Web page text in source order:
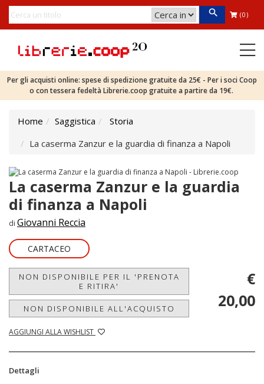
(0)
Per gli acquisti online: spese di spedizione gratuite da 25€ - Per i soci Coop
o con tessera fedeltà Librerie.coop gratuite a partire da 19€.
Home Saggistica
Storia
La caserma Zanzur e la guardia di finanza a Napoli
La caserma Zanzur e la guardia
di finanza a Napoli
di Giovanni Reccia
CARTACEO
NON DISPONIBILE PER IL 'PRENOTA
E RITIRA'
NON DISPONIBILE ALL'ACQUISTO
AGGIUNGI ALLA WISHLIST
€
20,00
Dettagli